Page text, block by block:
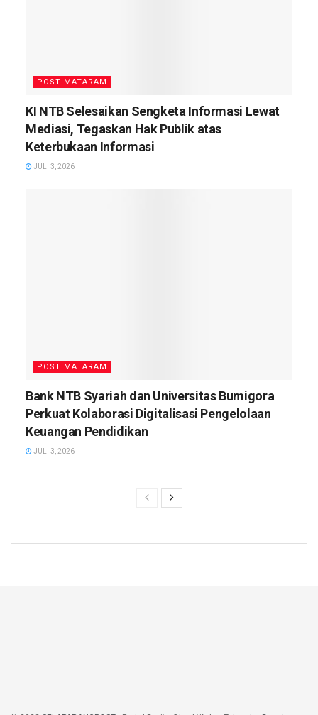
POST MATARAM
KI NTB Selesaikan Sengketa Informasi Lewat
Mediasi, Tegaskan Hak Publik atas
Keterbukaan Informasi
JULI 3, 2026
POST MATARAM
Bank NTB Syariah dan Universitas Bumigora
Perkuat Kolaborasi Digitalisasi Pengelolaan
Keuangan Pendidikan
JULI 3, 2026